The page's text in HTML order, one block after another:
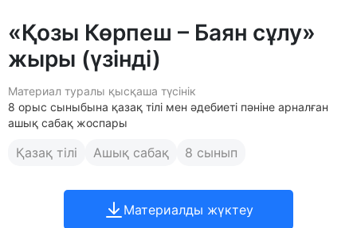
«Қозы Көрпеш – Баян сұлу»
жыры (үзінді)
Материал туралы қысқаша түсінік
8 орыс сыныбына қазақ тілі мен әдебиеті пәніне арналған
ашық сабақ жоспары
Қазақ тілі Ашық сабақ 8 сынып
Материалды жүктеу